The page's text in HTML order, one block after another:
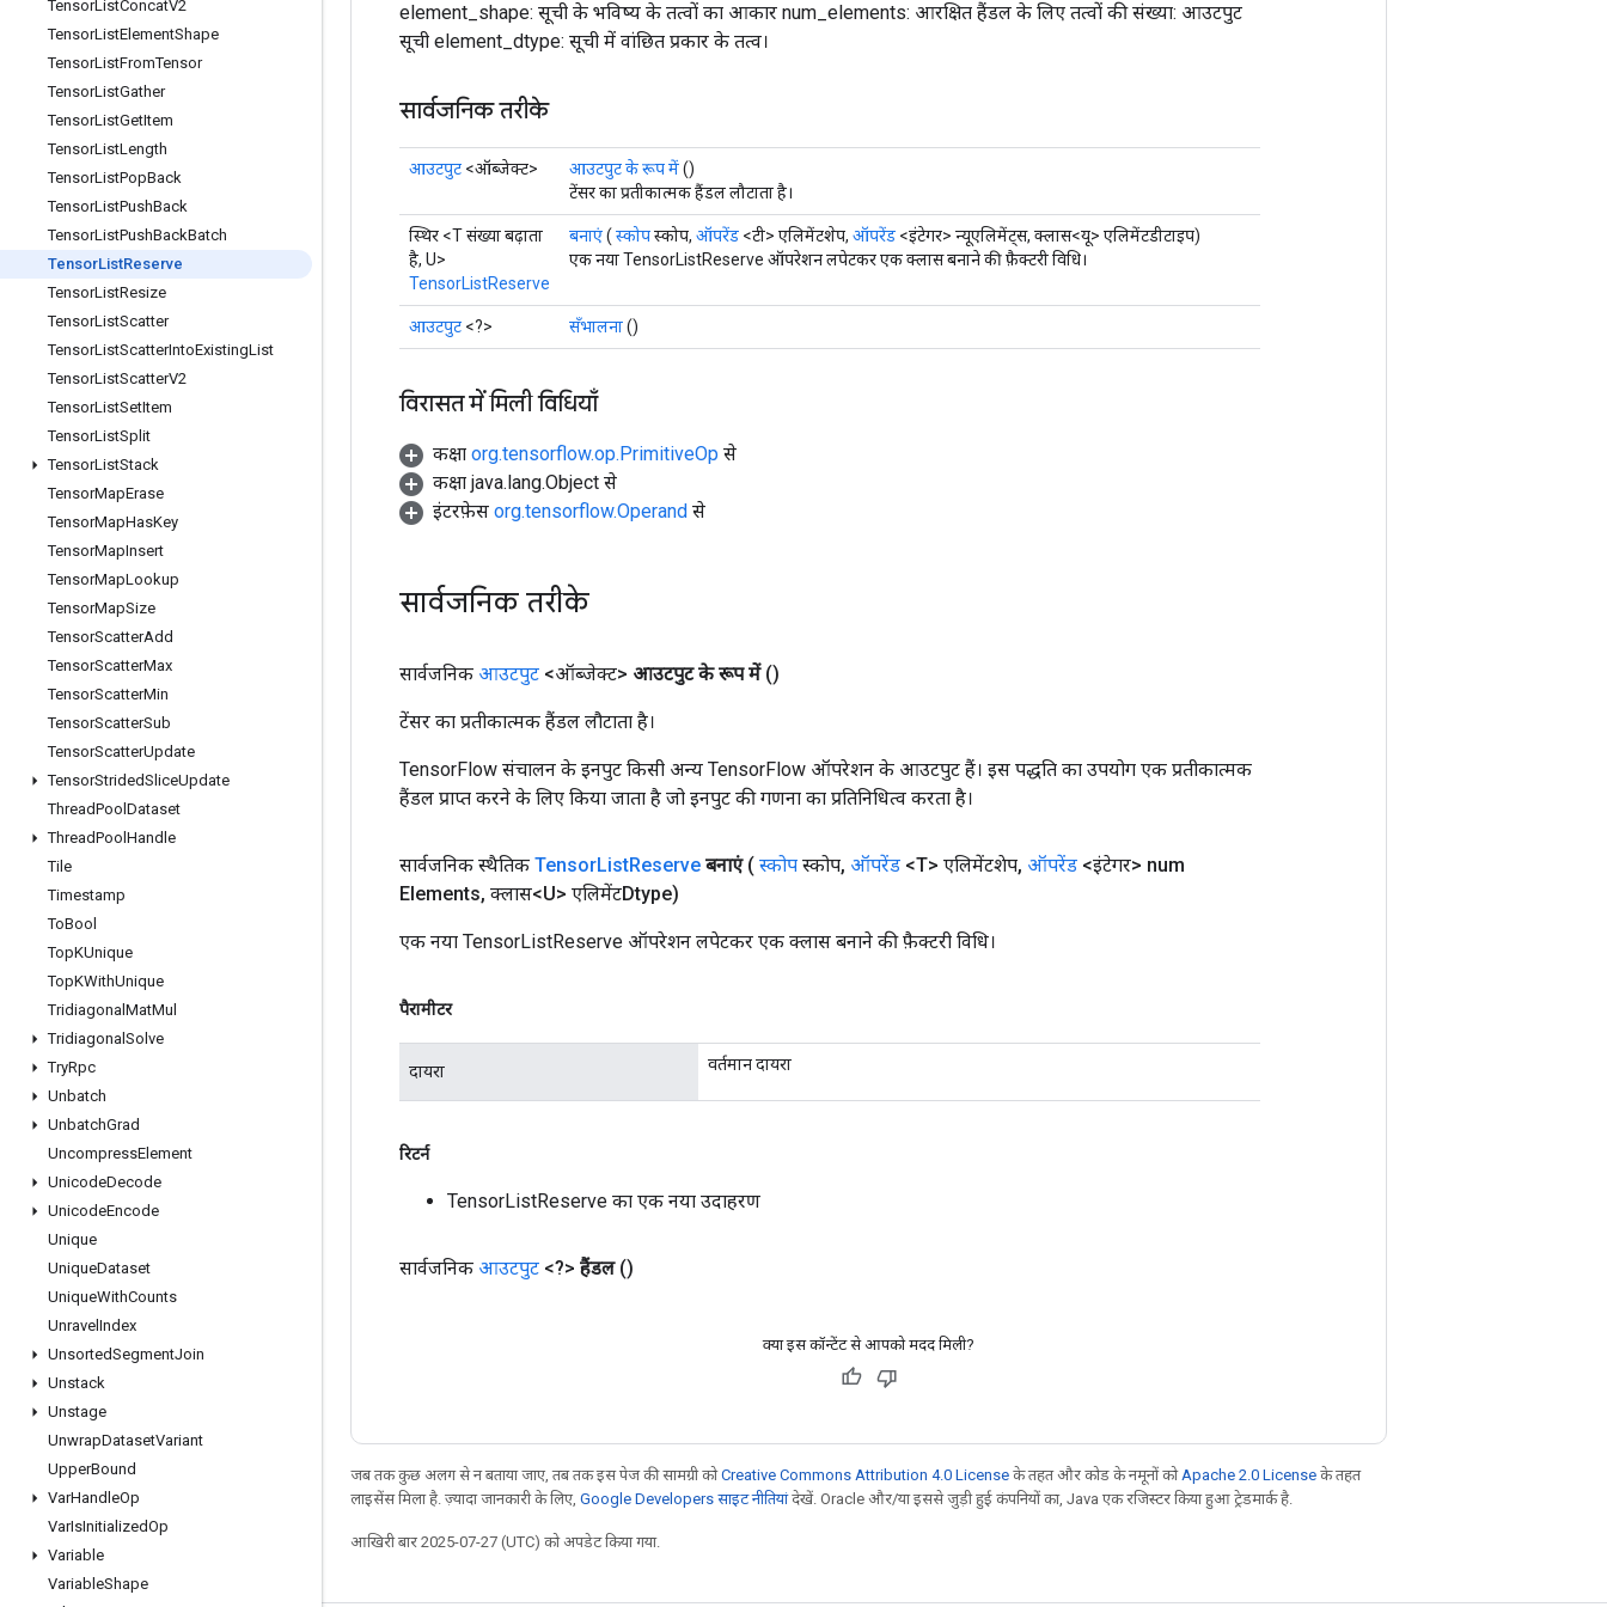
TensorListConcatV2
TensorListElementShape
TensorListFromTensor
TensorListGather
TensorListGetItem
TensorListLength
TensorListPopBack
TensorListPushBack
TensorListPushBackBatch
TensorListReserve
TensorListResize
TensorListScatter
TensorListScatterIntoExistingList
TensorListScatterV2
TensorListSetItem
TensorListSplit
TensorListStack
TensorMapErase
TensorMapHasKey
TensorMapInsert
TensorMapLookup
TensorMapSize
TensorScatterAdd
TensorScatterMax
TensorScatterMin
TensorScatterSub
TensorScatterUpdate
TensorStridedSliceUpdate
ThreadPool Dataset
ThreadPool Handle
Tile
Timestamp
ToBool
TopKUnique
TopKWithUnique
Tridiagonal MatMul
Tridiagonal Solve
TryRpc
Unbatch
UnbatchGrad
UncompressElement
UnicodeDecode
UnicodeEncode
Unique
UniqueDataset
UniqueWithCounts
Unravel Index
UnsortedSegmentJoin
Unstack
Unstage
UnwrapDatasetVariant
UpperBound
VarHandleOp
VarIsInitializedOp
Variable
VariableShape
element_shape: सूची के भविष्य के तत्वों का आकार num_elements: आरक्षित हैंडल के लिए तत्वों की संख्या: आउटपुट
सूची element_dtype: सूची में वांछित प्रकार के तत्व।
सार्वजनिक तरीके
आउटपुट <ऑब्जेक्ट> आउटपुट के रूप में()
टेंसर का प्रतीकात्मक हैंडल लौटाता है।
स्थिर <T संख्या बढ़ाता
है, U>
TensorListReserve
बनाएं( स्कोपस्कोप, ऑपरेंड <टी> एलिमेंटशेप, ऑपरेंड <इंटेगर> न्यूएलिमेंट्स, क्लास<यू> एलिमेंटडीटाइप)
एक नया TensorListReserve ऑपरेशन लपेटकर एक क्लास बनाने की फ़ैक्टरी विधि।
आउटपुट <?> सँभालना()
विरासत में मिली विधियाँ
कक्षा org.tensorflow.op.PrimitiveOp से
कक्षा java.lang.Object से
इंटरफ़ेस org.tensorflow.Operand से
सार्वजनिक तरीके
सार्वजनिक आउटपुट <ऑब्जेक्ट> आउटपुट के रूप में ()
टेंसर का प्रतीकात्मक हैंडल लौटाता है।
TensorFlow संचालन के इनपुट किसी अन्य TensorFlow ऑपरेशन के आउटपुट हैं। इस पद्धति का उपयोग एक प्रतीकात्मक
हैंडल प्राप्त करने के लिए किया जाता है जो इनपुट की गणना का प्रतिनिधित्व करता है।
सार्वजनिक स्थैतिक TensorListReserve बनाएं ( स्कोप स्कोप, ऑपरेंड <T> एलिमेंटशेप, ऑपरेंड <इंटेगर> num
Elements, क्लास<U> एलिमेंटDtype)
एक नया TensorListReserve ऑपरेशन लपेटकर एक क्लास बनाने की फ़ैक्टरी विधि।
पैरामीटर
दायरा वर्तमान दायरा
रिटर्न
TensorListReserve का एक नया उदाहरण
सार्वजनिक आउटपुट <?> हैंडल ()
क्या इस कॉन्टेंट से आपको मदद मिली?
जब तक कुछ अलग से न बताया जाए, तब तक इस पेज की सामग्री कोCreative Commons Attribution 4.0 License के तहत और कोड के नमूनों को Apache 2.0 License के तहत
लाइसेंस मिला है. ज़्यादा जानकारी के लिए, Google Developers साइट नीतियांदेखें. Oracle और/या इससे जुड़ी हुई कंपनियों का, Java एक रजिस्टर किया हुआ ट्रेडमार्क है.
आखिरी बार 2025-07-27 (UTC) को अपडेट किया गया.